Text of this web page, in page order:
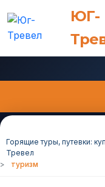
ЮГ-
Горящие туры, путевки:
Тревел
>
туризм